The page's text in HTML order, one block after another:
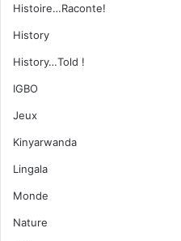
Histoire…Raconte!
History
History…Told !
IGBO
Jeux
Kinyarwanda
Lingala
Monde
Nature